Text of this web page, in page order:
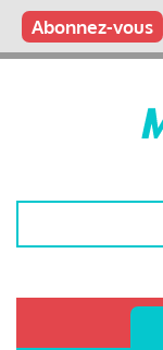
Aller
contenu
Main
Qui sommes nous ?
Vous publiez
Nous publions
Contactez-nous
Abonnez-vous